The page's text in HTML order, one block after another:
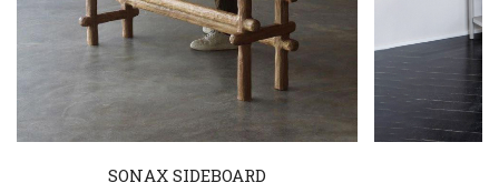
SONAX SIDEBOARD